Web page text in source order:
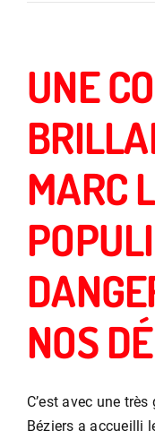
UNE
MARC
NOS
C’est avec une
Béziers a accueilli